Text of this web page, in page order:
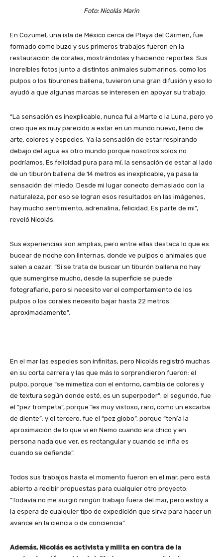
Foto: Nicolás Marin
En Cozumel, una isla de México cerca de Playa del Cármen, fue
formado como buzo y sus primeros trabajos fueron en la
restauración de corales, mostrándolas y haciendo reportes. Sus
increíbles fotos junto a distintos animales submarinos, como los
pulpos o los tiburones ballena, tuvieron una gran difusión y eso lo
ayudó a que algunas marcas se interesen en apoyar su trabajo.
“La sensación es inexplicable, nunca fui a Marte o la Luna, pero yo
creo que es muy parecido a estar en un mundo nuevo, lleno de
arte, colores y especies. Ya la sensación de estar respirando
debajo del agua es otro mundo porque nosotros solos no
podríamos. Es felicidad pura para mí, la sensación de estar al lado
de un tiburón ballena de 14 metros es inexplicable, ya pasa la
sensación del miedo. Desde mi lugar conecto demasiado con la
naturaleza, por eso se logran esos resultados en las imágenes,
hay mucho sentimiento, adrenalina, felicidad. Es parte de mi”,
reveló Nicolás.
Sus experiencias son amplias, pero entre ellas destaca lo que es
bucear de noche con linternas, donde ve pulpos o animales que
salen a cazar: “Si se trata de buscar un tiburón ballena no hay
que sumergirse mucho, desde la superficie se puede
fotografiarlo, pero si necesito ver el comportamiento de los
pulpos o los corales necesito bajar hasta 22 metros
aproximadamente”.
En el mar las especies son infinitas, pero Nicolás registró muchas
en su corta carrera y las que más lo sorprendieron fueron: el
pulpo, porque “se mimetiza con el entorno, cambia de colores y
de textura según donde esté, es un superpoder”; el segundo, fue
el “pez trompeta”, porque “es muy vistoso, raro, como un escarba
de diente”; y el tercero, fue el “pez globo”, porque “tenía la
aproximación de lo que vi en Nemo cuando era chico y en
persona nada que ver, es rectangular y cuando se infla es
cuando se defiende”.
Todos sus trabajos hasta el momento fueron en el mar, pero está
abierto a recibir propuestas para cualquier otro proyecto:
“Todavía no me surgió ningún trabajo fuera del mar, pero estoy a
la espera de cualquier tipo de expedición que sirva para hacer un
avance en la ciencia o de conciencia”.
Además, Nicolás es activista y milita en contra de la